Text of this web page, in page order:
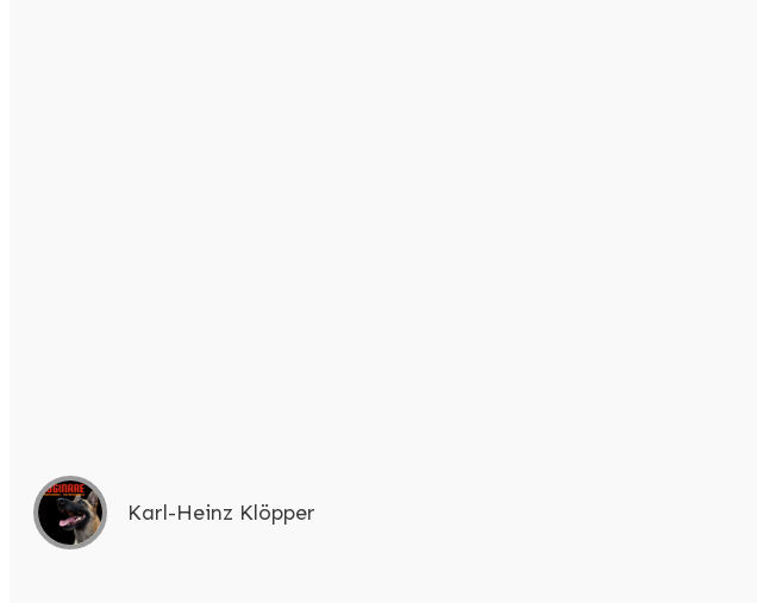
Karl-Heinz Klöpper